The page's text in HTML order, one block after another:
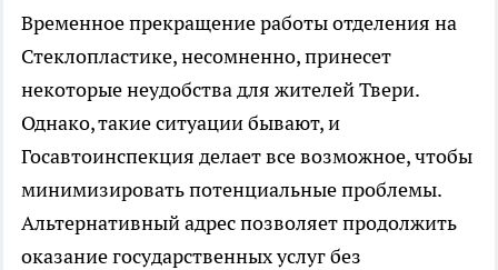
Временное прекращение работы отделения на
Стеклопластике, несомненно, принесет
некоторые неудобства для жителей Твери.
Однако, такие ситуации бывают, и
Госавтоинспекция делает все возможное, чтобы
минимизировать потенциальные проблемы.
Альтернативный адрес позволяет продолжить
оказание государственных услуг без